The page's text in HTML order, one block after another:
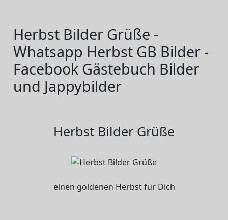
Herbst Bilder Grüße -
Whatsapp Herbst GB Bilder -
Facebook Gästebuch Bilder
und Jappybilder
Herbst Bilder Grüße
einen goldenen Herbst für Dich